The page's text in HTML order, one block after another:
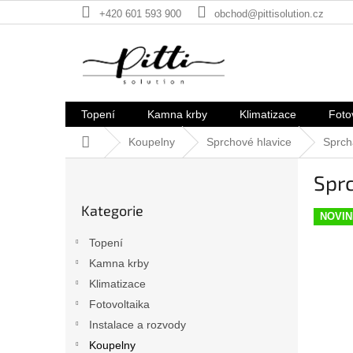
na
+420 601 593 900 obchod@pittisolution.cz
Topení Kamna krby Klimatizace
Domů Koupelny Sprchové hlavice
kategorie
Kategorie
Topení
Kamna krby
Klimatizace
Fotovoltaika
Instalace a rozvody
Koupelny